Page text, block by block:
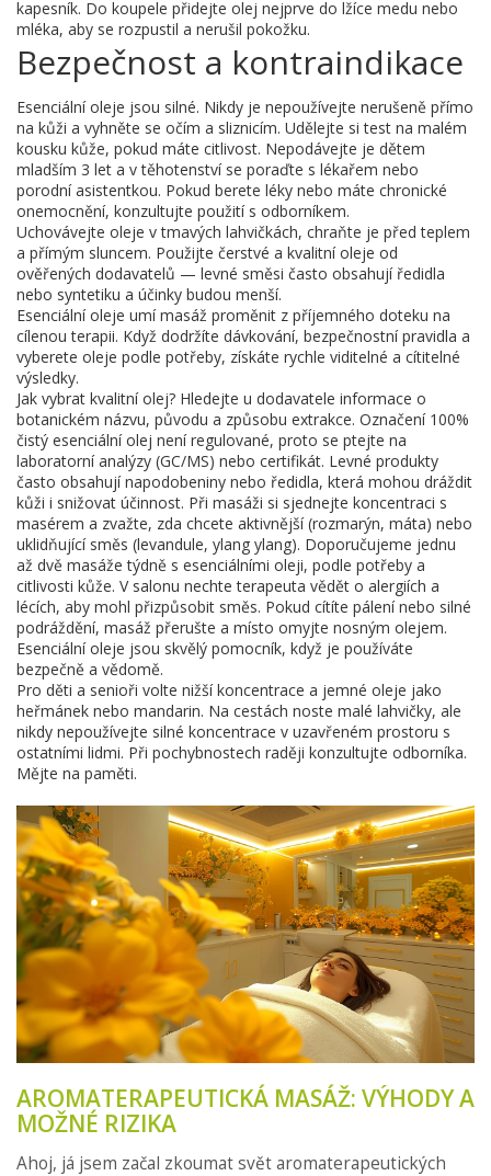
kapesník. Do koupele přidejte olej nejprve do lžíce medu nebo
mléka, aby se rozpustil a nerušil pokožku.
Bezpečnost a kontraindikace
Esenciální oleje jsou silné. Nikdy je nepoužívejte nerušeně přímo
na kůži a vyhněte se očím a sliznicím. Udělejte si test na malém
kousku kůže, pokud máte citlivost. Nepodávejte je dětem
mladším 3 let a v těhotenství se poraďte s lékařem nebo
porodní asistentkou. Pokud berete léky nebo máte chronické
onemocnění, konzultujte použití s odborníkem.
Uchovávejte oleje v tmavých lahvičkách, chraňte je před teplem
a přímým sluncem. Použijte čerstvé a kvalitní oleje od
ověřených dodavatelů — levné směsi často obsahují ředidla
nebo syntetiku a účinky budou menší.
Esenciální oleje umí masáž proměnit z příjemného doteku na
cílenou terapii. Když dodržíte dávkování, bezpečnostní pravidla a
vyberete oleje podle potřeby, získáte rychle viditelné a cítitelné
výsledky.
Jak vybrat kvalitní olej? Hledejte u dodavatele informace o
botanickém názvu, původu a způsobu extrakce. Označení 100%
čistý esenciální olej není regulované, proto se ptejte na
laboratorní analýzy (GC/MS) nebo certifikát. Levné produkty
často obsahují napodobeniny nebo ředidla, která mohou dráždit
kůži i snižovat účinnost. Při masáži si sjednejte koncentraci s
masérem a zvažte, zda chcete aktivnější (rozmarýn, máta) nebo
uklidňující směs (levandule, ylang ylang). Doporučujeme jednu
až dvě masáže týdně s esenciálními oleji, podle potřeby a
citlivosti kůže. V salonu nechte terapeuta vědět o alergiích a
lécích, aby mohl přizpůsobit směs. Pokud cítíte pálení nebo silné
podráždění, masáž přerušte a místo omyjte nosným olejem.
Esenciální oleje jsou skvělý pomocník, když je používáte
bezpečně a vědomě.
Pro děti a senioři volte nižší koncentrace a jemné oleje jako
heřmánek nebo mandarin. Na cestách noste malé lahvičky, ale
nikdy nepoužívejte silné koncentrace v uzavřeném prostoru s
ostatními lidmi. Při pochybnostech raději konzultujte odborníka.
Mějte na paměti.
AROMATERAPEUTICKÁ MASÁŽ: VÝHODY A
MOŽNÉ RIZIKA
Ahoj, já jsem začal zkoumat svět aromaterapeutických